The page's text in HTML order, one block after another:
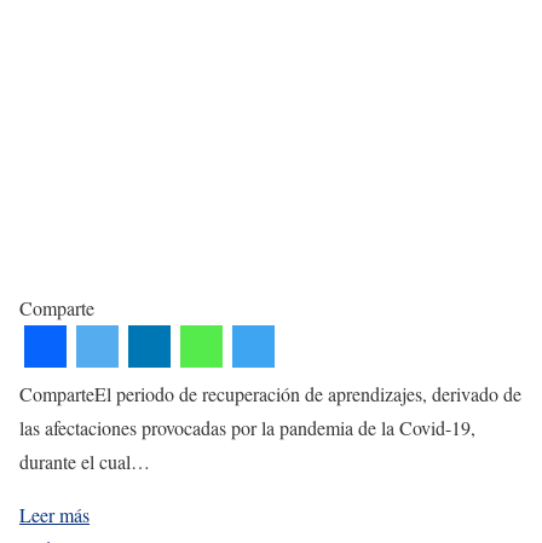
Comparte
ComparteEl periodo de recuperación de aprendizajes, derivado de
las afectaciones provocadas por la pandemia de la Covid-19,
durante el cual…
Leer más